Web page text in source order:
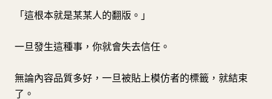
「這根本就是某某人的翻版。」
一旦發生這種事，你就會失去信任。
無論內容品質多好，一旦被貼上模仿者的標籤，就結束
了。